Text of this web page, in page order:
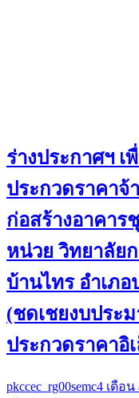
ร่างประกาศฯ
ประกวดราคาจ้
ก่อสร้างอาคา
หน่วย วิทยาลัย
บ้านไทร อำเภ
(ชดเชยงบประ
ประกวดราคาอิ
pkccec_rg00semc4 เดือน